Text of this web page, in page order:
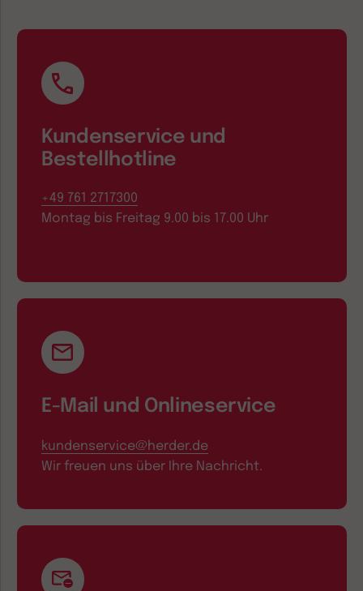
Kundenservice und
Bestellhotline
+49 761 2717300
Montag bis Freitag 9.00 bis 17.00 Uhr
E-Mail und Onlineservice
kundenservice@herder.de
Wir freuen uns über Ihre Nachricht.